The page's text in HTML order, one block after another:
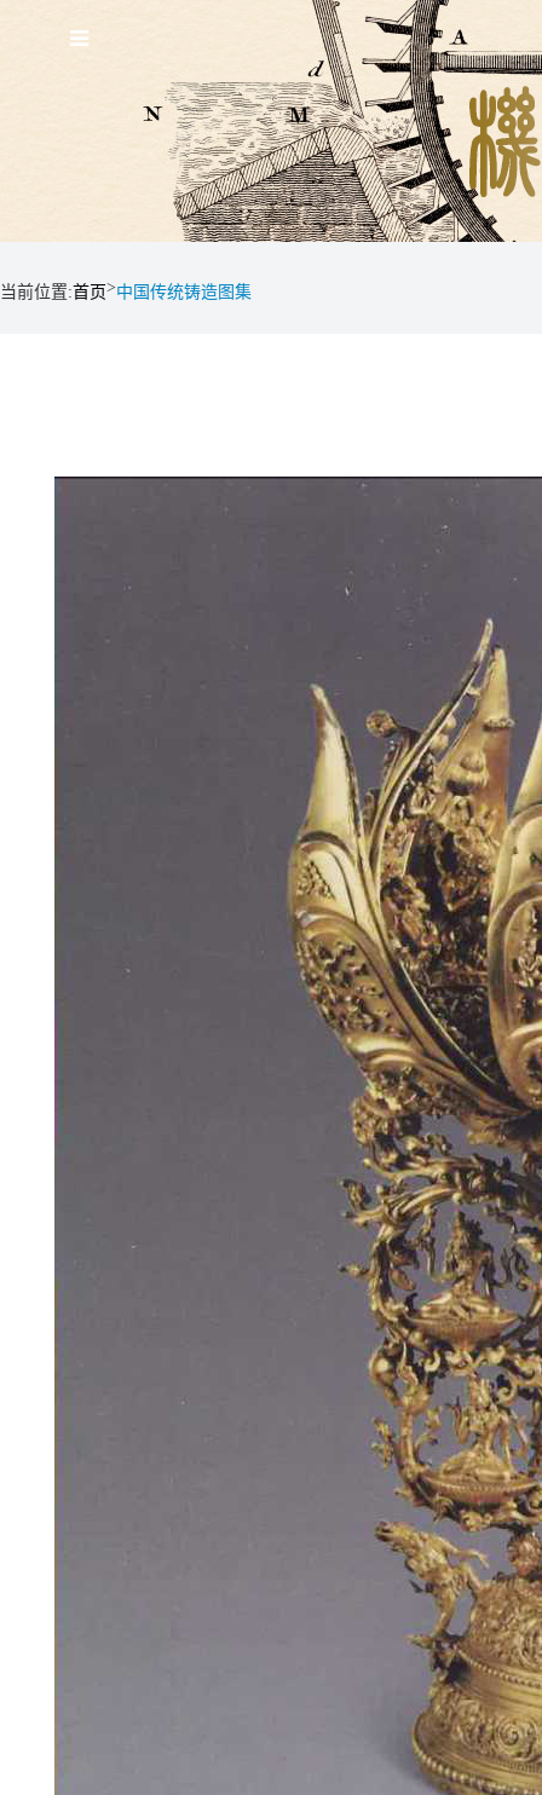
当前位置:首页>中国传统铸造图集